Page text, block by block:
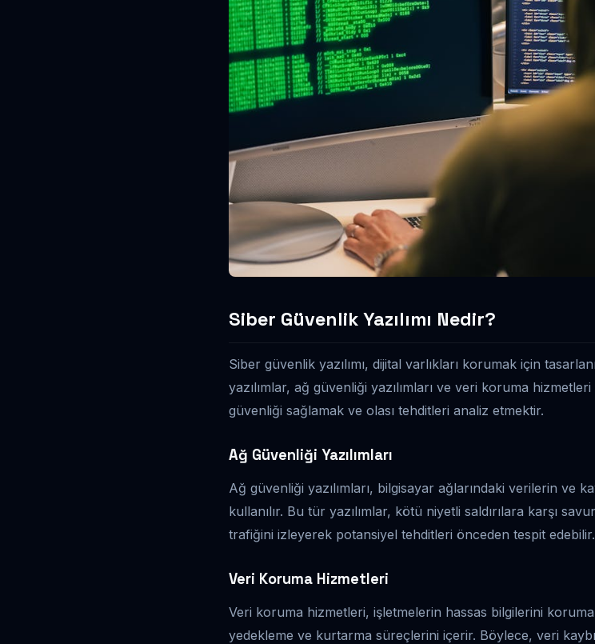
Siber Güvenlik Yazılımı Nedir?
Siber güvenlik yazılımı, dijital varlıkları korumak için
yazılımlar, ağ güvenliği yazılımları ve veri koruma
güvenliği sağlamak ve olası tehditleri analiz etmektir.
Ağ Güvenliği Yazılımları
Ağ güvenliği yazılımları, bilgisayar ağlarındaki verilerin ve
kullanılır. Bu tür yazılımlar, kötü niyetli saldırılara karşı
trafiğini izleyerek potansiyel tehditleri önceden tespit edebilir.
Veri Koruma Hizmetleri
Veri koruma hizmetleri, işletmelerin hassas bilgilerini
yedekleme ve kurtarma süreçlerini içerir. Böylece, veri